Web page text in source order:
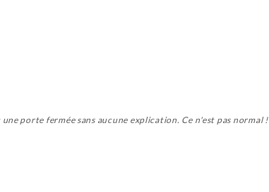
porte fermée sans aucune explication. Ce n'est pas normal !